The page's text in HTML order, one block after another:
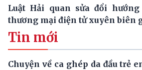
Luật Hải quan sửa đổi
thương mại điện tử xuyên biên
Tin mới
Chuyện về ca ghép da đầu trẻ